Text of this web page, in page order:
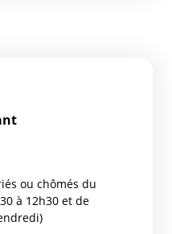
ou chômés du
à 12h30 et de